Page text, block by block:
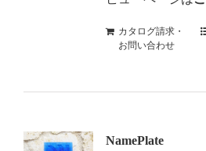
カタログ請求・
お問い合わせ
NamePlate